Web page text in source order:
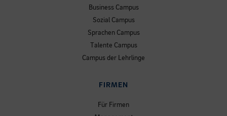
Business Campus
Sozial Campus
Sprachen Campus
Talente Campus
Campus der Lehrlinge
FIRMEN
Für Firmen